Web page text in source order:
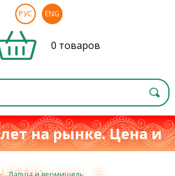
РУС ENG
0 товаров
на рынке. Цена и
с 1993 г. ≡